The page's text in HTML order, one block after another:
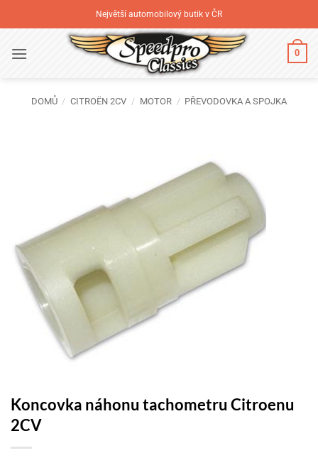
na
Největší automobilový butik v ČR
0
DOMŮ / CITROËN 2CV / MOTOR / PŘEVODOVKA A SPOJKA
Koncovka náhonu tachometru Citroenu
2CV